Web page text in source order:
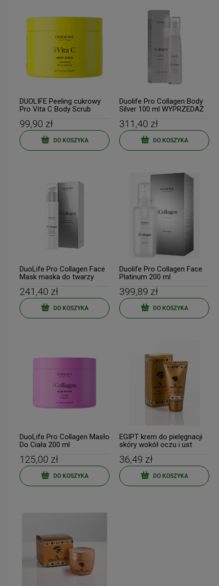
DUOLIFE Peeling cukrowy
Pro Vita C Body Scrub
99,90 zł
DO KOSZYKA
Duolife Pro Collagen Body
Silver 100 ml WYPRZEDAŻ
311,40 zł
DO KOSZYKA
DuoLife Pro Collagen Face
Mask maska do twarzy
241,40 zł
DO KOSZYKA
Duolife Pro Collagen Face
Platinum 200 ml
399,89 zł
DO KOSZYKA
DuoLife Pro Collagen Masło
Do Ciała 200 ml
125,00 zł
DO KOSZYKA
EGIPT krem do pielęgnacji
skóry wokół oczu i ust
36,49 zł
DO KOSZYKA